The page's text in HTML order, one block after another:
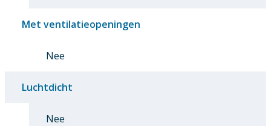
Met ventilatieopeningen
Nee
Luchtdicht
Nee